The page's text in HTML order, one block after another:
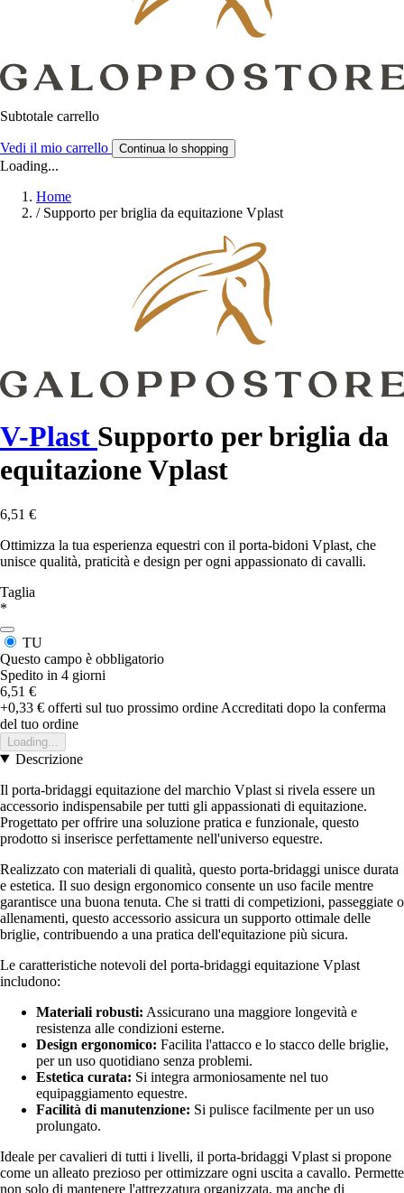
Subtotale carrello
Vedi il mio carrello Continua lo shopping
Loading...
Home
/ Supporto per briglia da equitazione Vplast
V-Plast Supporto per briglia da
equitazione Vplast
6,51 €
Ottimizza la tua esperienza equestri con il porta-bidoni Vplast, che
unisce qualità, praticità e design per ogni appassionato di cavalli.
Taglia
*
TU
Questo campo è obbligatorio
Spedito in 4 giorni
6,51 €
+0,33 € offerti sul tuo prossimo ordine Accreditati dopo la conferma
del tuo ordine
Loading...
Descrizione
Il porta-bridaggi equitazione del marchio Vplast si rivela essere un
accessorio indispensabile per tutti gli appassionati di equitazione.
Progettato per offrire una soluzione pratica e funzionale, questo
prodotto si inserisce perfettamente nell'universo equestre.
Realizzato con materiali di qualità, questo porta-bridaggi unisce durata
e estetica. Il suo design ergonomico consente un uso facile mentre
garantisce una buona tenuta. Che si tratti di competizioni, passeggiate o
allenamenti, questo accessorio assicura un supporto ottimale delle
briglie, contribuendo a una pratica dell'equitazione più sicura.
Le caratteristiche notevoli del porta-bridaggi equitazione Vplast
includono:
Materiali robusti: Assicurano una maggiore longevità e
resistenza alle condizioni esterne.
Design ergonomico: Facilita l'attacco e lo stacco delle briglie,
per un uso quotidiano senza problemi.
Estetica curata: Si integra armoniosamente nel tuo
equipaggiamento equestre.
Facilità di manutenzione: Si pulisce facilmente per un uso
prolungato.
Ideale per cavalieri di tutti i livelli, il porta-bridaggi Vplast si propone
come un alleato prezioso per ottimizzare ogni uscita a cavallo. Permette
non solo di mantenere l'attrezzatura organizzata, ma anche di